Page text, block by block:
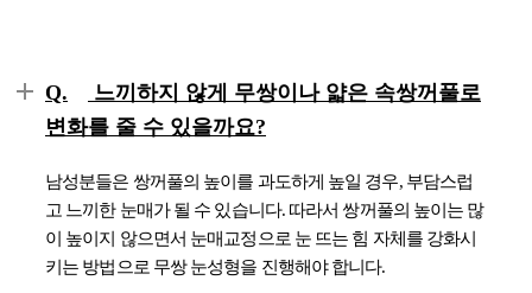
Q.
느끼하지 않게 무쌍이나 얇은 속쌍꺼풀로
변화를 줄 수 있을까요?
남성분들은 쌍꺼풀의 높이를 과도하게 높일 경우, 부담스럽
고 느끼한 눈매가 될 수 있습니다. 따라서 쌍꺼풀의 높이는 많
이 높이지 않으면서 눈매교정으로 눈 뜨는 힘 자체를 강화시
키는 방법으로 무쌍 눈성형을 진행해야 합니다.